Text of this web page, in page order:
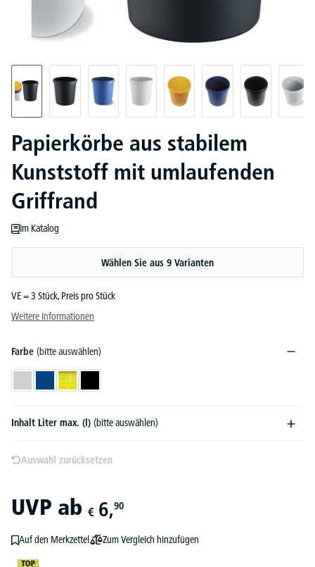
Papierkörbe aus stabilem
Kunststoff mit umlaufenden
Griffrand
Im Katalog
Wählen Sie aus 9 Varianten
VE = 3 Stück, Preis pro Stück
Weitere Informationen
Farbe (bitte auswählen)
Inhalt Liter max. (l) (bitte auswählen)
Auswahl zurücksetzen
UVP ab € 6,90
Auf den Merkzettel Zum Vergleich hinzufügen